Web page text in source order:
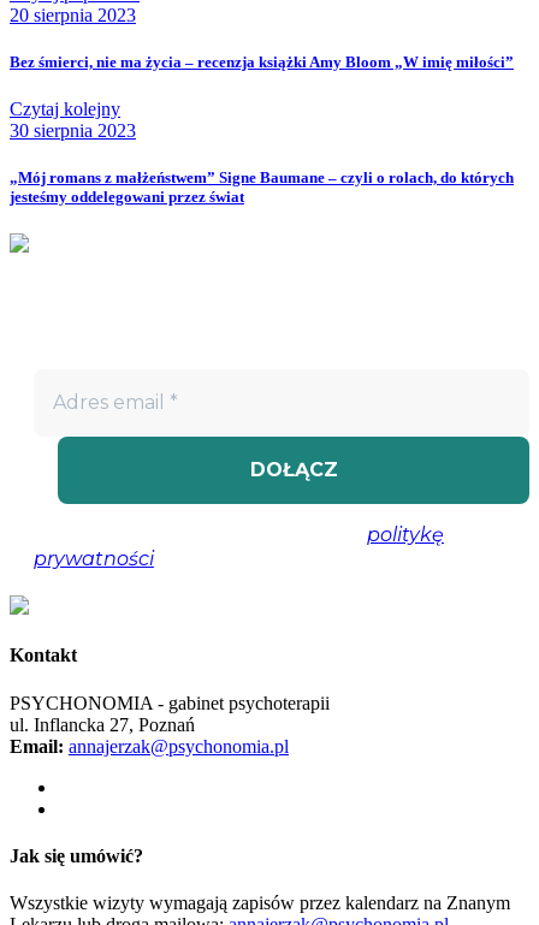
20 sierpnia 2023
Bez śmierci, nie ma życia – recenzja książki Amy Bloom „W imię miłości”
Czytaj kolejny
30 sierpnia 2023
„Mój romans z małżeństwem” Signe Baumane – czyli o rolach, do których
jesteśmy oddelegowani przez świat
politykę
prywatności, aby uzyskać więcej informacji.
Kontakt
PSYCHONOMIA - gabinet psychoterapii
ul. Inflancka 27, Poznań
Email: annajerzak@psychonomia.pl
Jak się umówić?
Wszystkie wizyty wymagają zapisów przez kalendarz na Znanym